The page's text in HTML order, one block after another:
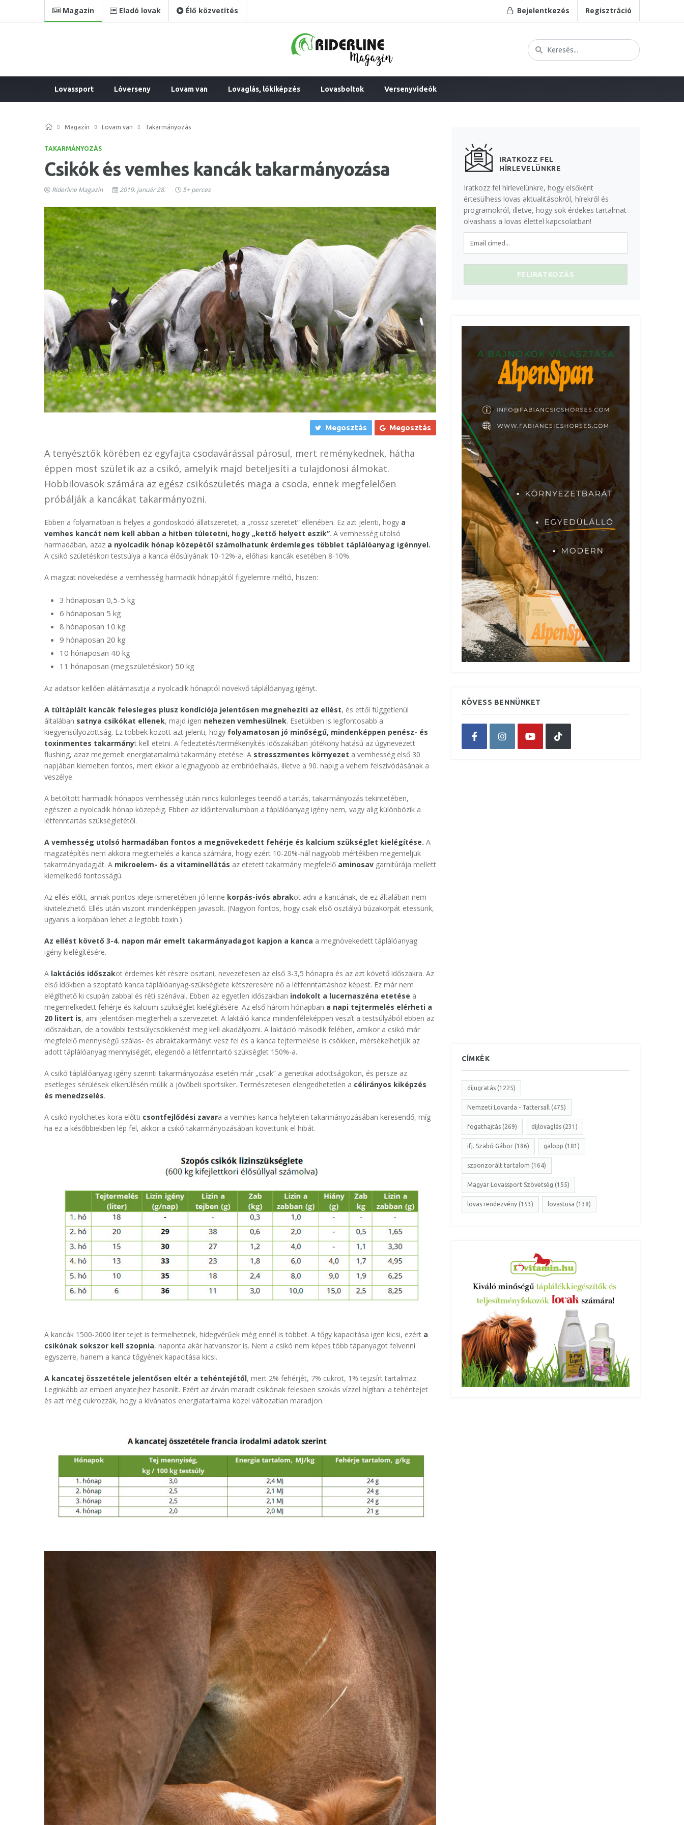
Magazin Eladó lovak Élő közvetítés Bejelentkezés Regisztráció
Lovassport Lóverseny Lovam van Lovaglás, lókiképzés Lovasboltok Versenyvideók
Magazin Lovam van Takarmányozás
TAKARMÁNYOZÁS
Csikók és vemhes kancák takarmányozása
Riderline Magazin 2019. január 28. 5+ perces
Megosztás Megosztás
A tenyésztők körében ez egyfajta csodavárással párosul, mert reménykednek, hátha
éppen most születik az a csikó, amelyik majd beteljesíti a tulajdonosi álmokat.
Hobbilovasok számára az egész csikószületés maga a csoda, ennek megfelelően
próbálják a kancákat takarmányozni.
Ebben a folyamatban is helyes a gondoskodó állatszeretet, a „rossz szeretet” ellenében. Ez azt jelenti, hogy a
vemhes kancát nem kell abban a hitben túletetni, hogy „kettő helyett eszik”. A vemhesség utolsó
harmadában, azaz a nyolcadik hónap közepétől számolhatunk érdemleges többlet táplálóanyag igénnyel.
A csikó születéskori testsúlya a kanca élősúlyának 10-12%-a, előhasi kancák esetében 8-10%.
A magzat növekedése a vemhesség harmadik hónapjától figyelemre méltó, hiszen:
3 hónaposan 0,5-5 kg
6 hónaposan 5 kg
8 hónaposan 10 kg
9 hónaposan 20 kg
10 hónaposan 40 kg
11 hónaposan (megszületéskor) 50 kg
Az adatsor kellően alátámasztja a nyolcadik hónaptól növekvő táplálóanyag igényt.
A túltáplált kancák felesleges plusz kondíciója jelentősen megnehezíti az ellést, és ettől függetlenül
általában satnya csikókat ellenek, majd igen nehezen vemhesülnek. Esetükben is legfontosabb a
kiegyensúlyozottság. Ez többek között azt jelenti, hogy folyamatosan jó minőségű, mindenképpen penész- és
toxinmentes takarmányt kell etetni. A fedeztetés/termékenyítés időszakában jótékony hatású az úgynevezett
flushing, azaz megemelt energiatartalmú takarmány etetése. A stresszmentes környezet a vemhesség első 30
napjában kiemelten fontos, mert ekkor a legnagyobb az embrióelhalás, illetve a 90. napig a vehem felszívódásának a
veszélye.
A betöltött harmadik hónapos vemhesség után nincs különleges teendő a tartás, takarmányozás tekintetében,
egészen a nyolcadik hónap közepéig. Ebben az időintervallumban a táplálóanyag igény nem, vagy alig különbözik a
létfenntartás szükségletétől.
A vemhesség utolsó harmadában fontos a megnövekedett fehérje és kalcium szükséglet kielégítése. A
magzatépítés nem akkora megterhelés a kanca számára, hogy ezért 10-20%-nál nagyobb mértékben megemeljük
takarmányadagját. A mikroelem- és a vitaminellátás az etetett takarmány megfelelő aminosav garnitúrája mellett
kiemelkedő fontosságú.
Az ellés előtt, annak pontos ideje ismeretében jó lenne korpás-ivós abrakot adni a kancának, de ez általában nem
kivitelezhető. Ellés után viszont mindenképpen javasolt. (Nagyon fontos, hogy csak első osztályú búzakorpát etessünk,
ugyanis a korpában lehet a legtöbb toxin.)
Az ellést követő 3-4. napon már emelt takarmányadagot kapjon a kanca a megnövekedett táplálóanyag
igény kielégítésére.
A laktációs időszakot érdemes két részre osztani, nevezetesen az első 3-3,5 hónapra és az azt követő időszakra. Az
első időkben a szoptató kanca táplálóanyag-szükséglete kétszeresére nő a létfenntartáshoz képest. Ez már nem
elégíthető ki csupán zabbal és réti szénával. Ebben az egyetlen időszakban indokolt a lucernaszéna etetése a
megemelkedett fehérje és kalcium szükséglet kielégítésére. Az első három hónapban a napi tejtermelés elérheti a
20 litert is, ami jelentősen megterheli a szervezetet. A laktáló kanca mindenféleképpen veszít a testsúlyából ebben az
időszakban, de a további testsúlycsökkenést meg kell akadályozni. A laktáció második felében, amikor a csikó már
megfelelő mennyiségű szálas- és abraktakarmányt vesz fel és a kanca tejtermelése is csökken, mérsékelhetjük az
adott táplálóanyag mennyiségét, elegendő a létfenntartó szükséglet 150%-a.
A csikó táplálóanyag igény szerinti takarmányozása esetén már „csak” a genetikai adottságokon, és persze az
esetleges sérülések elkerülésén múlik a jövőbeli sportsiker. Természetesen elengedhetetlen a célirányos kiképzés
és menedzselés.
A csikó nyolchetes kora előtti csontfejlődési zavara a vemhes kanca helytelen takarmányozásában keresendő, míg
ha ez a későbbiekben lép fel, akkor a csikó takarmányozásában követtünk el hibát.
A kancák 1500-2000 liter tejet is termelhetnek, hidegvérűek még ennél is többet. A tőgy kapacitása igen kicsi, ezért a
csikónak sokszor kell szopnia, naponta akár hatvanszor is. Nem a csikó nem képes több tápanyagot felvenni
egyszerre, hanem a kanca tőgyének kapacitása kicsi.
A kancatej összetétele jelentősen eltér a tehéntejétől, mert 2% fehérjét, 7% cukrot, 1% tejzsírt tartalmaz.
Leginkább az emberi anyatejhez hasonlít. Ezért az árván maradt csikónak felesben szokás vízzel hígítani a tehéntejet
és azt még cukrozzák, hogy a kívánatos energiatartalma közel változatlan maradjon.
IRATKOZZ FEL
HÍRLEVELÜNKRE
Iratkozz fel hírlevelünkre, hogy elsőként
értesülhess lovas aktualitásokról, hírekről és
programokról, illetve, hogy sok érdekes tartalmat
olvashass a lovas élettel kapcsolatban!
KÖVESS BENNÜNKET
CÍMKÉK
díjugratás (1225)
Nemzeti Lovarda - Tattersall (475)
fogathajtás (269) díjlovaglás (231)
ifj. Szabó Gábor (186) galopp (181)
szponzorált tartalom (164)
Magyar Lovassport Szövetség (155)
lovas rendezvény (153) lovastusa (138)